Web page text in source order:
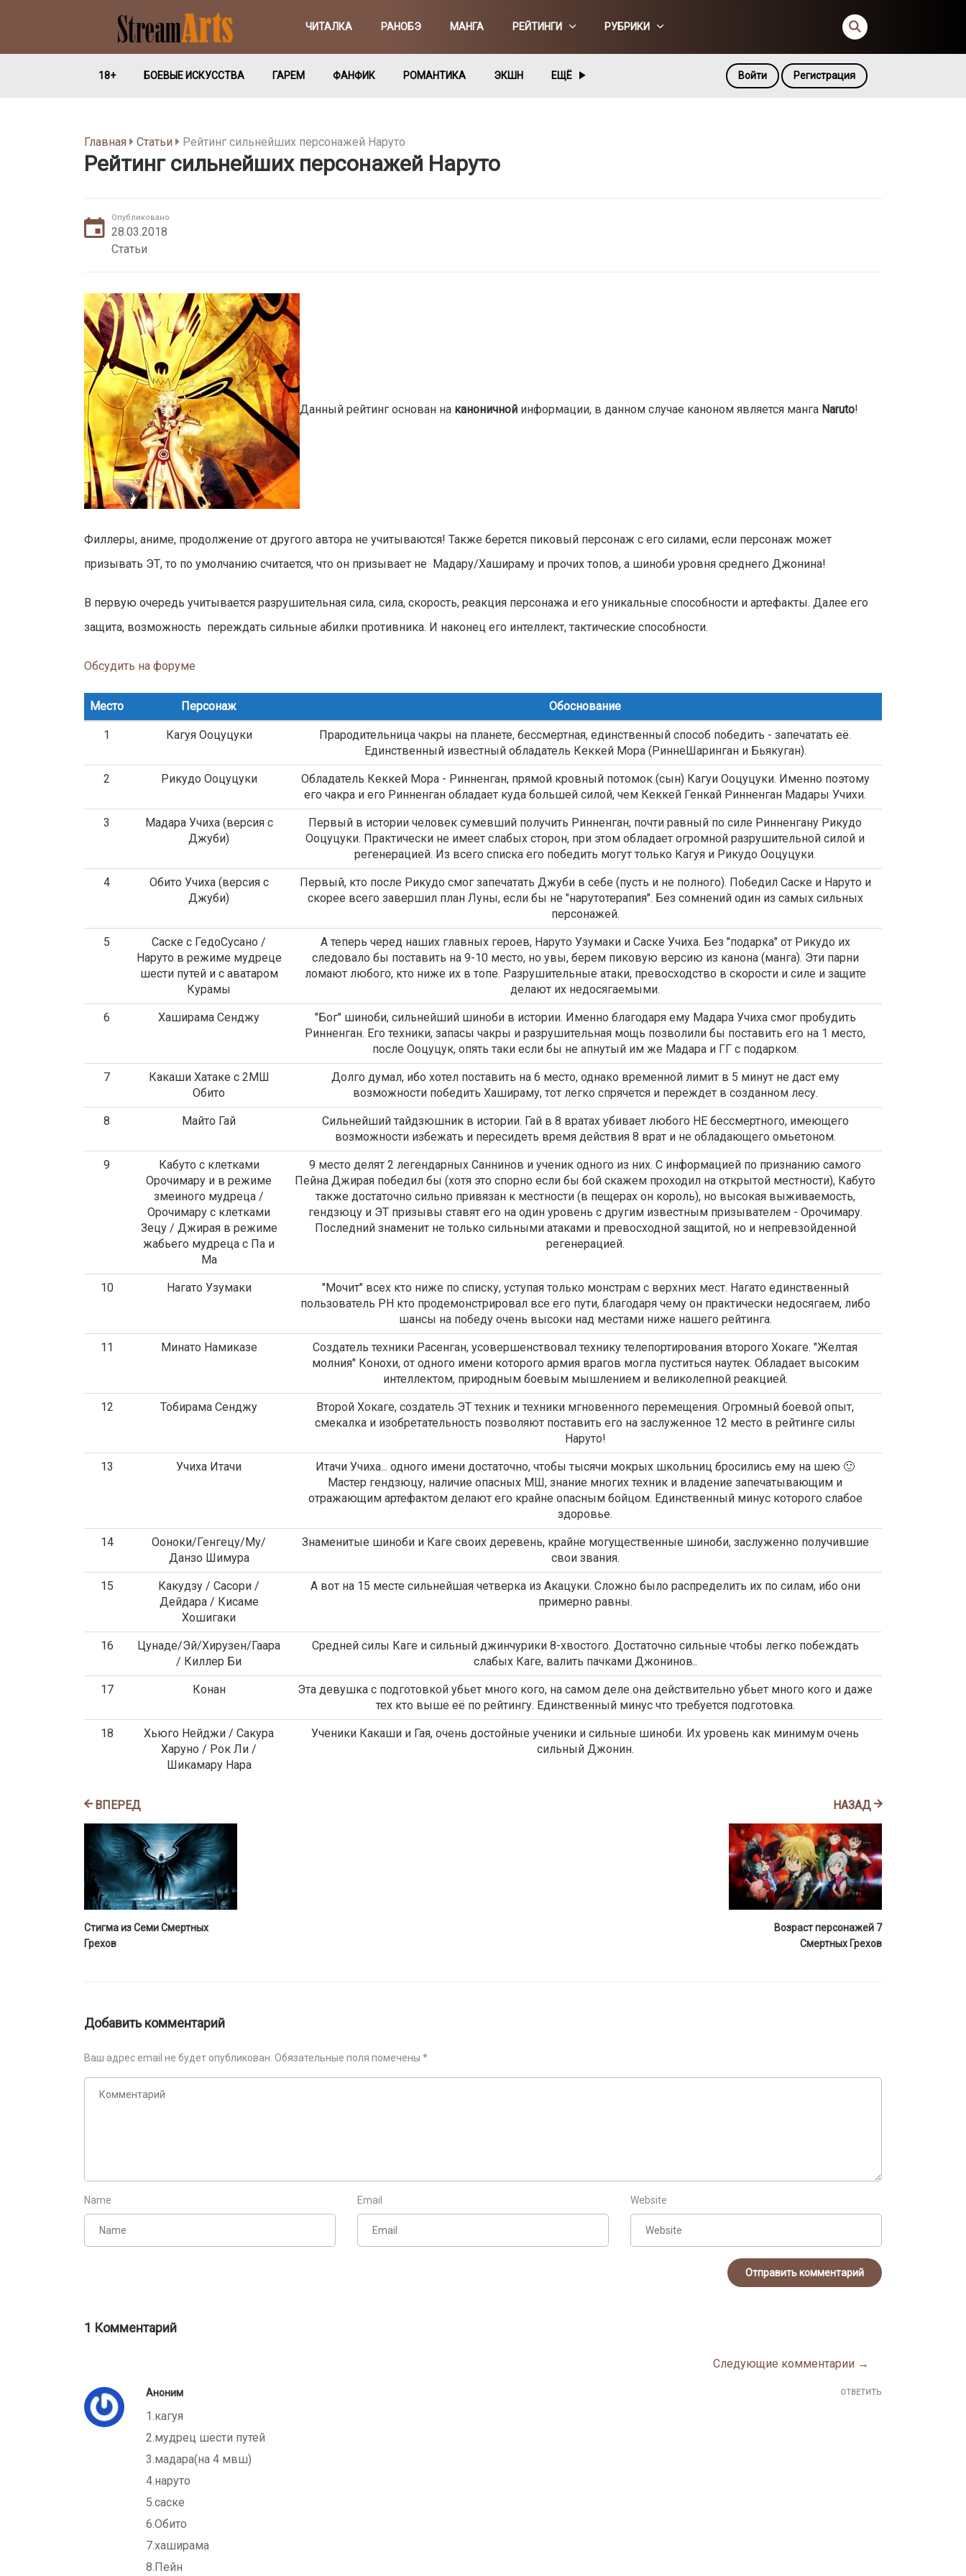
ЧИТАЛКА РАНОБЭ МАНГА РЕЙТИНГИ РУБРИКИ
18+ БОЕВЫЕ ИСКУССТВА ГАРЕМ ФАНФИК РОМАНТИКА ЭКШН ЕЩЁ Войти Регистрация
Главная Статьи Рейтинг сильнейших персонажей Наруто
Рейтинг сильнейших персонажей Наруто
Опубликовано
28.03.2018
Статьи
Данный рейтинг основан на каноничной информации, в данном случае каноном является манга Naruto!
Филлеры, аниме, продолжение от другого автора не учитываются! Также берется пиковый персонаж с его силами, если персонаж может
призывать ЭТ, то по умолчанию считается, что он призывает не Мадару/Хашираму и прочих топов, а шиноби уровня среднего Джонина!
В первую очередь учитывается разрушительная сила, сила, скорость, реакция персонажа и его уникальные способности и артефакты. Далее его
защита, возможность переждать сильные абилки противника. И наконец его интеллект, тактические способности.
Обсудить на форуме
Место Персонаж Обоснование
1 Кагуя Ооцуцуки
Прародительница чакры на планете, бессмертная, единственный способ победить - запечатать её.
Единственный известный обладатель Кеккей Мора (РиннеШаринган и Бьякуган).
2 Рикудо Ооцуцуки
Обладатель Кеккей Мора - Ринненган, прямой кровный потомок (сын) Кагуи Ооцуцуки. Именно поэтому
его чакра и его Ринненган обладает куда большей силой, чем Кеккей Генкай Ринненган Мадары Учихи.
3
Мадара Учиха (версия с
Джуби)
Первый в истории человек сумевший получить Ринненган, почти равный по силе Ринненгану Рикудо
Ооцуцуки. Практически не имеет слабых сторон, при этом обладает огромной разрушительной силой и
регенерацией. Из всего списка его победить могут только Кагуя и Рикудо Ооцуцуки.
4
Обито Учиха (версия с
Джуби)
Первый, кто после Рикудо смог запечатать Джуби в себе (пусть и не полного). Победил Саске и Наруто и
скорее всего завершил план Луны, если бы не "нарутотерапия". Без сомнений один из самых сильных
персонажей.
5
Саске с ГедоСусано /
Наруто в режиме мудреце
шести путей и с аватаром
Курамы
А теперь черед наших главных героев, Наруто Узумаки и Саске Учиха. Без "подарка" от Рикудо их
следовало бы поставить на 9-10 место, но увы, берем пиковую версию из канона (манга). Эти парни
ломают любого, кто ниже их в топе. Разрушительные атаки, превосходство в скорости и силе и защите
делают их недосягаемыми.
6 Хаширама Сенджу
"Бог" шиноби, сильнейший шиноби в истории. Именно благодаря ему Мадара Учиха смог пробудить
Ринненган. Его техники, запасы чакры и разрушительная мощь позволили бы поставить его на 1 место,
после Ооцуцук, опять таки если бы не апнутый им же Мадара и ГГ с подарком.
7
Какаши Хатаке с 2МШ
Обито
Долго думал, ибо хотел поставить на 6 место, однако временной лимит в 5 минут не даст ему
возможности победить Хашираму, тот легко спрячется и переждет в созданном лесу.
8 Майто Гай
Сильнейший тайдзюшник в истории. Гай в 8 вратах убивает любого НЕ бессмертного, имеющего
возможности избежать и пересидеть время действия 8 врат и не обладающего омьетоном.
9
Кабуто с клетками
Орочимару и в режиме
змеиного мудреца /
Орочимару с клетками
Зецу / Джирая в режиме
жабьего мудреца с Па и
Ма
9 место делят 2 легендарных Саннинов и ученик одного из них. С информацией по признанию самого
Пейна Джирая победил бы (хотя это спорно если бы бой скажем проходил на открытой местности), Кабуто
также достаточно сильно привязан к местности (в пещерах он король), но высокая выживаемость,
гендзюцу и ЭТ призывы ставят его на один уровень с другим известным призывателем - Орочимару.
Последний знаменит не только сильными атаками и превосходной защитой, но и непревзойденной
регенерацией.
10 Нагато Узумаки
"Мочит" всех кто ниже по списку, уступая только монстрам с верхних мест. Нагато единственный
пользователь РН кто продемонстрировал все его пути, благодаря чему он практически недосягаем, либо
шансы на победу очень высоки над местами ниже нашего рейтинга.
11 Минато Намиказе
Создатель техники Расенган, усовершенствовал технику телепортирования второго Хокаге. "Желтая
молния" Конохи, от одного имени которого армия врагов могла пуститься наутек. Обладает высоким
интеллектом, природным боевым мышлением и великолепной реакцией.
12 Тобирама Сенджу
Второй Хокаге, создатель ЭТ техник и техники мгновенного перемещения. Огромный боевой опыт,
смекалка и изобретательность позволяют поставить его на заслуженное 12 место в рейтинге силы
Наруто!
13 Учиха Итачи
Итачи Учиха... одного имени достаточно, чтобы тысячи мокрых школьниц бросились ему на шею 🙂
Мастер гендзюцу, наличие опасных МШ, знание многих техник и владение запечатывающим и
отражающим артефактом делают его крайне опасным бойцом. Единственный минус которого слабое
здоровье.
14
Ооноки/Генгецу/Му/
Данзо Шимура
Знаменитые шиноби и Каге своих деревень, крайне могущественные шиноби, заслуженно получившие
свои звания.
15
Какудзу / Сасори /
Дейдара / Кисаме
Хошигаки
А вот на 15 месте сильнейшая четверка из Акацуки. Сложно было распределить их по силам, ибо они
примерно равны.
16
Цунаде/Эй/Хирузен/Гаара
/ Киллер Би
Средней силы Каге и сильный джинчурики 8-хвостого. Достаточно сильные чтобы легко побеждать
слабых Каге, валить пачками Джонинов..
17 Конан
Эта девушка с подготовкой убьет много кого, на самом деле она действительно убьет много кого и даже
тех кто выше её по рейтингу. Единственный минус что требуется подготовка.
18
Хьюго Нейджи / Сакура
Харуно / Рок Ли /
Шикамару Нара
Ученики Какаши и Гая, очень достойные ученики и сильные шиноби. Их уровень как минимум очень
сильный Джонин.
ВПЕРЕД
Стигма из Семи Смертных
Грехов
НАЗАД
Возраст персонажей 7
Смертных Грехов
Добавить комментарий
Ваш адрес email не будет опубликован. Обязательные поля помечены *
Name Email Website
1 Комментарий
Comment
navigation
Следующие комментарии →
Аноним
1.кагуя
2.мудрец шести путей
3.мадара(на 4 мвш)
4.наруто
5.саске
6.Обито
7.хаширама
8.Пейн
ОТВЕТИТЬ